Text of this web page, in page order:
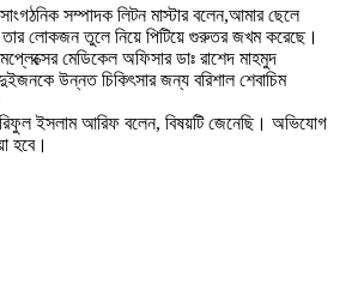
সম্পাদক লিটন মাস্টার বলেন,আমার ছেলে
তার লোকজন তুলে নিয়ে পিটিয়ে গুরুতর জখম করেছে।
মেডিকেল অফিসার ডাঃ রাশেদ মাহমুদ
উন্নত চিকিৎসার জন্য বরিশাল শেবাচিম
ইসলাম আরিফ বলেন, বিষয়টি জেনেছি। অভিযোগ
হবে।